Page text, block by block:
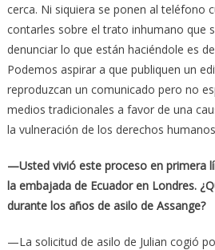
cerca. Ni siquiera se ponen al teléfono
contarles sobre el trato inhumano que
denunciar lo que están haciéndole es
Podemos aspirar a que publiquen un
reproduzcan un comunicado pero no
medios tradicionales a favor de una
la vulneración de los derechos
—Usted vivió este proceso en primera
la embajada de Ecuador en Londres.
durante los años de asilo de Assange?
—La solicitud de asilo de Julian cogió